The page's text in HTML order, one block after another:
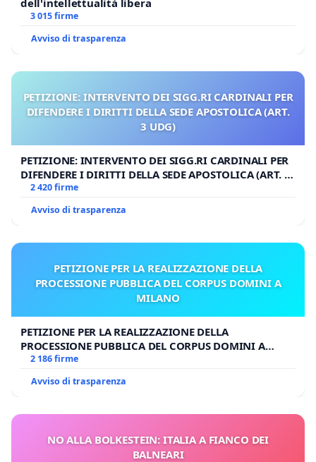
3 015 firme
Avviso di trasparenza
PETIZIONE: INTERVENTO DEI SIGG.RI CARDINALI PER
DIFENDERE I DIRITTI DELLA SEDE APOSTOLICA (ART.
3 UDG)
PETIZIONE: INTERVENTO DEI SIGG.RI CARDINALI PER
DIFENDERE I DIRITTI DELLA SEDE APOSTOLICA (ART. 3
UDG)
2 420 firme
Avviso di trasparenza
PETIZIONE PER LA REALIZZAZIONE DELLA
PROCESSIONE PUBBLICA DEL CORPUS DOMINI A
MILANO
PETIZIONE PER LA REALIZZAZIONE DELLA
PROCESSIONE PUBBLICA DEL CORPUS DOMINI A
MILANO
2 186 firme
Avviso di trasparenza
NO ALLA BOLKESTEIN: ITALIA A FIANCO DEI
BALNEARI